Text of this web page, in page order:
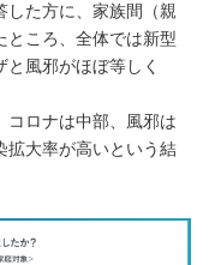
した方に、家族間（親
ところ、全体では新型
風邪がほぼ等しく
コロナは中部、風邪は
拡大率が高いという結